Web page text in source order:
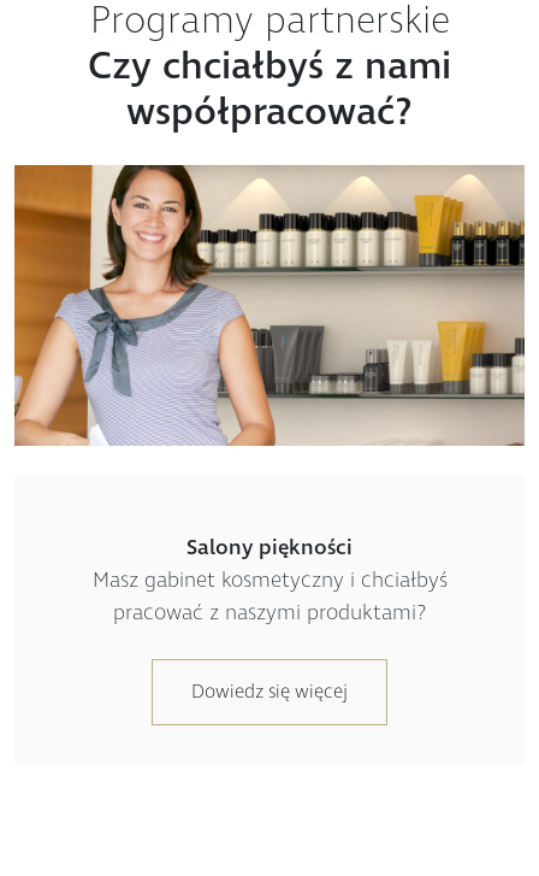
Czy chciałbyś z nami
współpracować?
Masz gabinet kosmetyczny i chciałbyś
pracować z naszymi produktami?
Dowiedz się więcej